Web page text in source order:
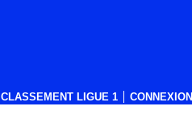
CLASSEMENT LIGUE 1 CONNEXION